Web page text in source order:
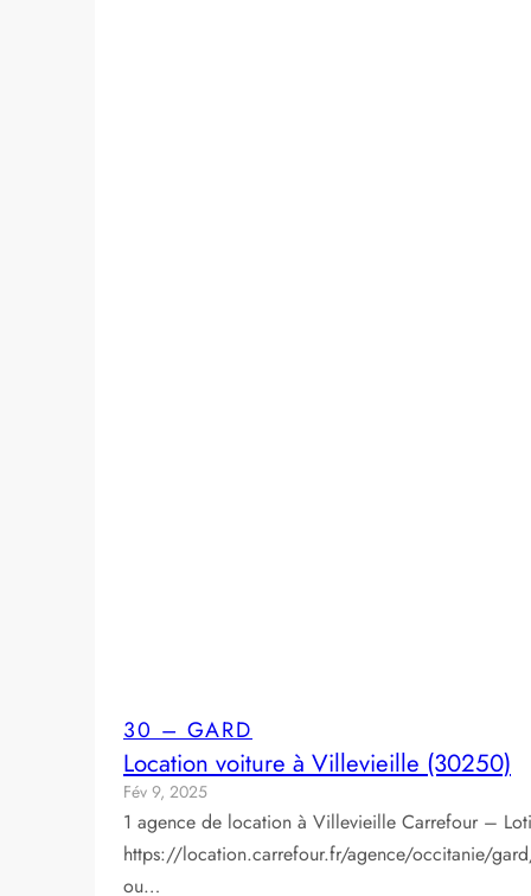
30 – GARD
Location voiture à Villevieille (30250)
Fév 9, 2025
1 agence de location à Villevieille Carrefour –
https://location.carrefour.fr/agence/occitanie/gard/
ou…